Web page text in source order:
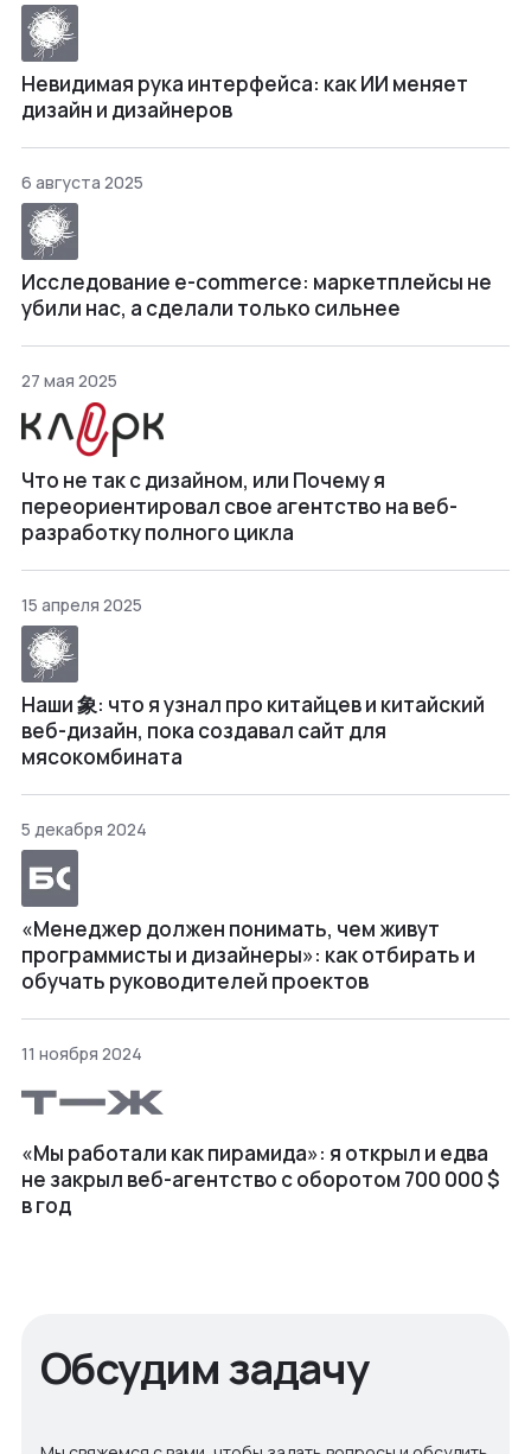
Невидимая рука интерфейса: как ИИ меняет
дизайн и дизайнеров
6 августа 2025
Исследование e-commerce: маркетплейсы не
убили нас, а сделали только сильнее
27 мая 2025
Что не так с дизайном, или Почему я
переориентировал свое агентство на веб-
разработку полного цикла
15 апреля 2025
Наши 象: что я узнал про китайцев и китайский
веб-дизайн, пока создавал сайт для
мясокомбината
5 декабря 2024
«Менеджер должен понимать, чем живут
программисты и дизайнеры»: как отбирать и
обучать руководителей проектов
11 ноября 2024
«Мы работали как пирамида»: я открыл и едва
не закрыл веб⁠-⁠агентство с оборотом 700 000 $
в год
Обсудим задачу